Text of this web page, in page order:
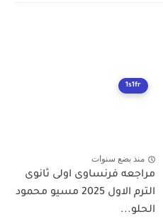
1s1fr
منذ بضع سنوات
مراجعه فرنساوى اولى ثانوى
الترم الاول 2025 مسيو محمود
الحلو...